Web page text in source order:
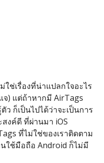
ใช่เรื่องที่น่าแปลกใจอะไร
) แต่ถ้าหากมี AirTags
ก็เป็นไปได้ว่าจะเป็นการ
งค์ดี ที่ผ่านมา iOS
ที่ไม่ใช่ของเราติดตาม
ใช้มือถือ Android ก็ไม่มี